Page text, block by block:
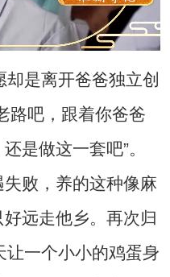
是离开爸爸独立创
路吧，跟着你爸爸
是做这一套吧”。
败，养的这种像麻
远走他乡。再次归
让一个小小的鸡蛋身